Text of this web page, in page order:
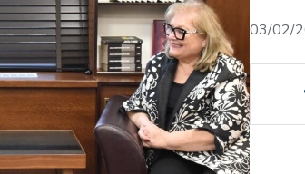
03/02/